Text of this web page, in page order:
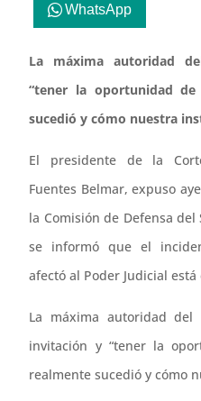
WhatsApp
La máxima autoridad
“tener la oportunidad
sucedió y cómo nuestra
El presidente de la
Fuentes Belmar, expuso
la Comisión de Defensa
se informó que el
afectó al Poder Judicial
La máxima autoridad del
invitación y “tener la
realmente sucedió y cómo